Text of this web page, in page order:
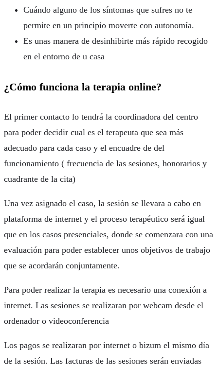
Cuándo alguno de los síntomas que sufres no te
permite en un principio moverte con autonomía.
Es unas manera de desinhibirte más rápido recogido
en el entorno de u casa
¿Cómo funciona la terapia online?
El primer contacto lo tendrá la coordinadora del centro
para poder decidir cual es el terapeuta que sea más
adecuado para cada caso y el encuadre de del
funcionamiento ( frecuencia de las sesiones, honorarios y
cuadrante de la cita)
Una vez asignado el caso, la sesión se llevara a cabo en
plataforma de internet y el proceso terapéutico será igual
que en los casos presenciales, donde se comenzara con una
evaluación para poder establecer unos objetivos de trabajo
que se acordarán conjuntamente.
Para poder realizar la terapia es necesario una conexión a
internet. Las sesiones se realizaran por webcam desde el
ordenador o videoconferencia
Los pagos se realizaran por internet o bizum el mismo día
de la sesión. Las facturas de las sesiones serán enviadas